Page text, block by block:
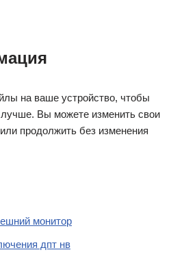
на ваше устройство, чтобы
лучше. Вы можете изменить свои
продолжить без изменения
монитор
дпт нв